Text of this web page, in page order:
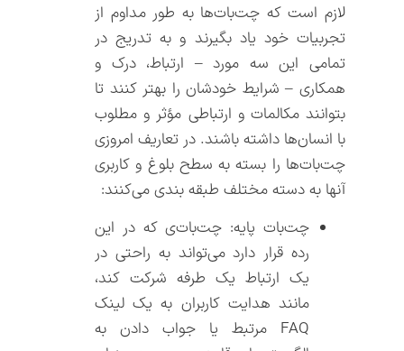
لازم است که چت‌بات‌‌ها به طور مداوم از
تجربیات خود یاد بگیرند و به تدریج در
تمامی این سه مورد – ارتباط، درک و
همکاری – شرایط خودشان را بهتر کنند تا
بتوانند مکالمات و ارتباطی مؤثر و مطلوب
با انسان‌ها داشته باشند. در تعاریف امروزی
چت‌بات‌‌ها را بسته به سطح بلوغ و کاربری
آنها به دسته مختلف طبقه بندی می‌کنند:
چت‌بات‌ پایه: چت‌بات‌ی که در این
رده قرار دارد می‌تواند به راحتی در
یک ارتباط یک طرفه شرکت کند،
مانند هدایت کاربران به یک لینک
FAQ مرتبط یا جواب دادن به